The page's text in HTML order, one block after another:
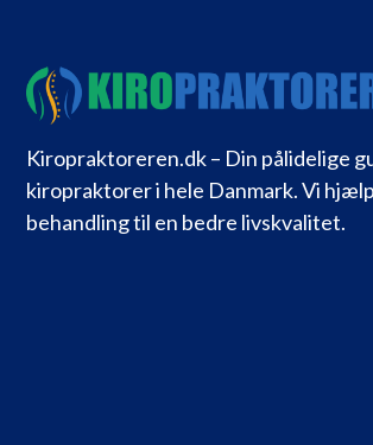
Kiropraktoreren.dk – Din pålidelige
kiropraktorer i hele Danmark. Vi
behandling til en bedre livskvalitet.